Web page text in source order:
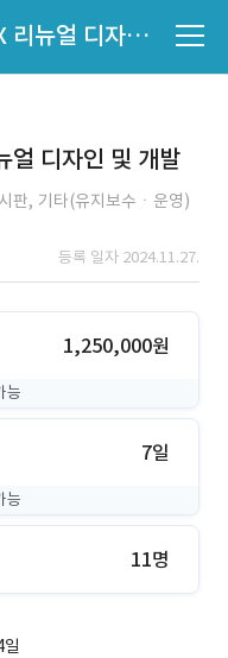
운영 중인 회사 웹 UI/UX 리뉴얼 디자인 및 개발
얼 디자인 및 개발
판, 기타(유지보수ㆍ운영)
등록 일자 2024.11.27.
1,250,000원
능
7일
능
11명